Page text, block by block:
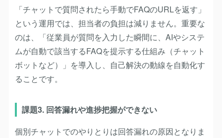
「チャットで質問されたら手動でFAQのURLを返す」
という運用では、担当者の負担は減りません。重要な
のは、「従業員が質問を入力した瞬間に、AIやシステ
ムが自動で該当するFAQを提示する仕組み（チャット
ボットなど）」を導入し、自己解決の動線を自動化す
ることです。
課題3. 回答漏れや進捗把握ができない
個別チャットでのやりとりは回答漏れの原因となりま